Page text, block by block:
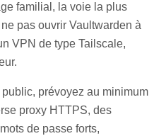
familial, la voie la plus
pas ouvrir Vaultwarden à
VPN de type Tailscale,
prévoyez au minimum
proxy HTTPS, des
de passe forts,